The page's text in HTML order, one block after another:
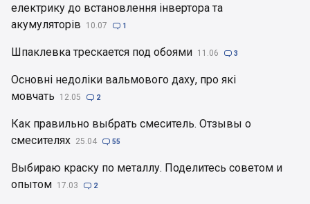
електрику до встановлення інвертора та
акумуляторів
10.07  1
Шпаклевка трескается под обоями 11.06  3
Основні недоліки вальмового даху, про які
мовчать
12.05  2
Как правильно выбрать смеситель. Отзывы о
смесителях 25.04  55
Выбираю краску по металлу. Поделитесь советом и
опытом 17.03  2